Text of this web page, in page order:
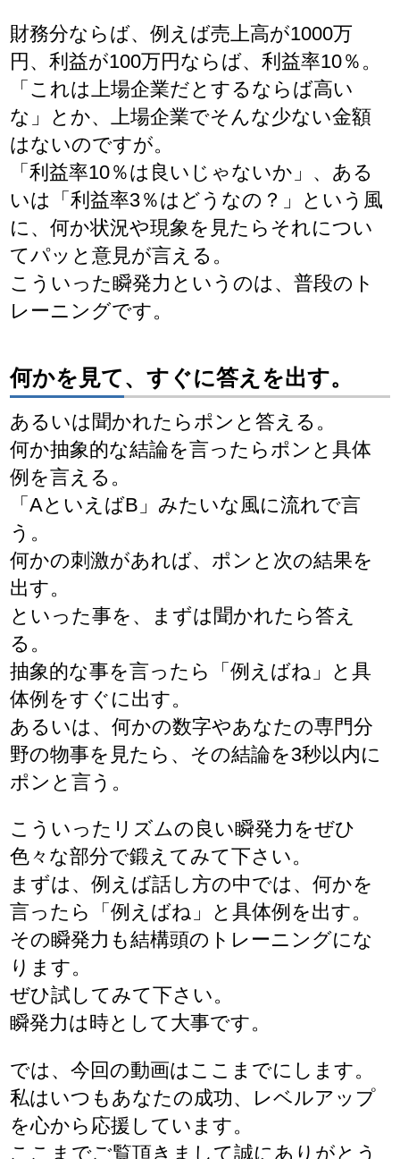
財務分ならば、例えば売上高が1000万
円、利益が100万円ならば、利益率10％。
「これは上場企業だとするならば高い
な」とか、上場企業でそんな少ない金額
はないのですが。
「利益率10％は良いじゃないか」、ある
いは「利益率3％はどうなの？」という風
に、何か状況や現象を見たらそれについ
てパッと意見が言える。
こういった瞬発力というのは、普段のト
レーニングです。
何かを見て、すぐに答えを出す。
あるいは聞かれたらポンと答える。
何か抽象的な結論を言ったらポンと具体
例を言える。
「AといえばB」みたいな風に流れで言
う。
何かの刺激があれば、ポンと次の結果を
出す。
といった事を、まずは聞かれたら答え
る。
抽象的な事を言ったら「例えばね」と具
体例をすぐに出す。
あるいは、何かの数字やあなたの専門分
野の物事を見たら、その結論を3秒以内に
ポンと言う。
こういったリズムの良い瞬発力をぜひ
色々な部分で鍛えてみて下さい。
まずは、例えば話し方の中では、何かを
言ったら「例えばね」と具体例を出す。
その瞬発力も結構頭のトレーニングにな
ります。
ぜひ試してみて下さい。
瞬発力は時として大事です。
では、今回の動画はここまでにします。
私はいつもあなたの成功、レベルアップ
を心から応援しています。
ここまでご覧頂きまして誠にありがとう